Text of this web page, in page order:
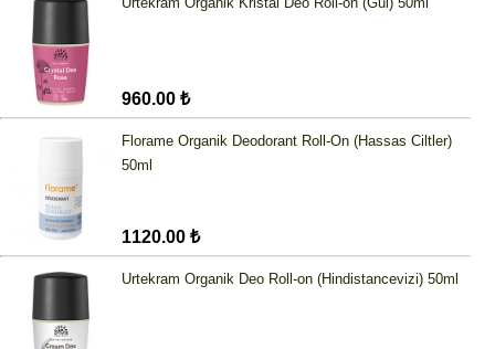
960.00 ₺
Florame Organik Deodorant Roll-On (Hassas Ciltler)
50ml
1120.00 ₺
Urtekram Organik Deo Roll-on (Hindistancevizi) 50ml